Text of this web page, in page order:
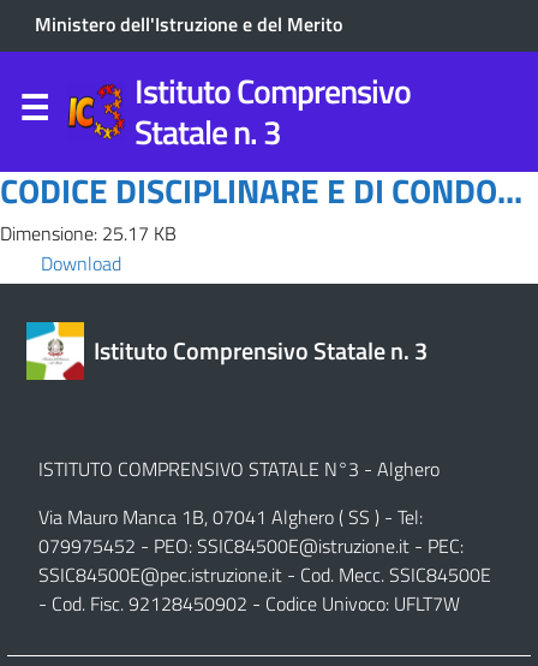
Ministero dell'Istruzione e del Merito
Istituto Comprensivo
Statale n. 3
CODICE DISCIPLINARE E DI CONDO...
Dimensione: 25.17 KB
Download
Istituto Comprensivo Statale n. 3
ISTITUTO COMPRENSIVO STATALE N°3 - Alghero
Via Mauro Manca 1B, 07041 Alghero ( SS ) - Tel:
079975452 - PEO:SSIC84500E@istruzione.it - PEC:
SSIC84500E@pec.istruzione.it - Cod. Mecc. SSIC84500E
- Cod. Fisc. 92128450902 - Codice Univoco: UFLT7W